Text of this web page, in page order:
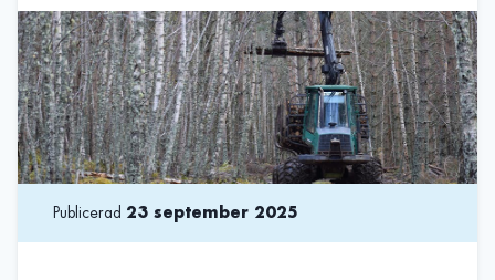
Publicerad 23 september 2025